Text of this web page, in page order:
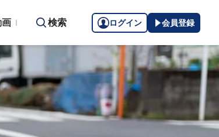
画 検索 ログイン 会員登録